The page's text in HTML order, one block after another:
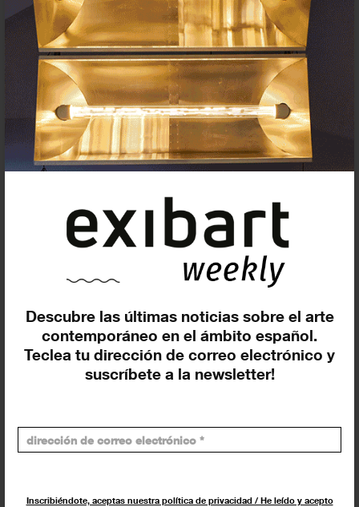
Descubre las últimas noticias sobre el arte
contemporáneo en el ámbito español.
Teclea tu dirección de correo electrónico y
suscríbete a la newsletter!
Inscribiéndote, aceptas nuestra política de privacidad / He leído y acepto
Agenda
Exposiciones, inauguraciones,
actividades.
¡Te ayudamos a encontrar el
evento que buscas !
Exposiciones y eventos
Eventos de hoy
En curso y futuros